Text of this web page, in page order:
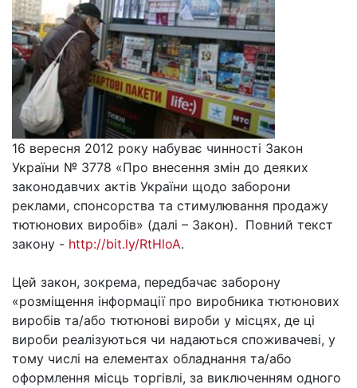
16 вересня 2012 року набуває чинності Закон
України № 3778 «Про внесення змін до деяких
законодавчих актів України щодо заборони
реклами, спонсорства та стимулювання продажу
тютюнових виробів» (далі – Закон). Повний текст
закону - http://bit.ly/RtHloA.
Цей закон, зокрема, передбачає заборону
«розміщення інформації про виробника тютюнових
виробів та/або тютюнові вироби у місцях, де ці
вироби реалізуються чи надаються споживачеві, у
тому числі на елементах обладнання та/або
оформлення місць торгівлі, за виключенням одного